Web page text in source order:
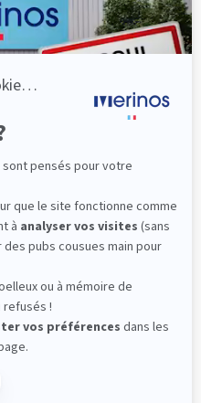
sans frais